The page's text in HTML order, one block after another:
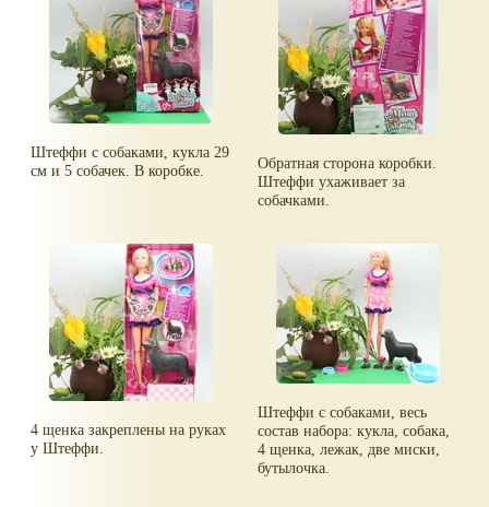
Штеффи с собаками, кукла 29
см и 5 собачек. В коробке.
Обратная сторона коробки.
Штеффи ухаживает за
собачками.
4 щенка закреплены на руках
у Штеффи.
Штеффи с собаками, весь
состав набора: кукла, собака,
4 щенка, лежак, две миски,
бутылочка.